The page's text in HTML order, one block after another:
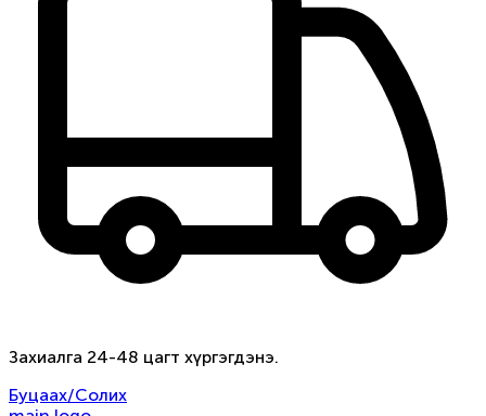
Захиалга 24-48 цагт хүргэгдэнэ.
Буцаах/Солих